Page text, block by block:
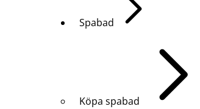
Spabad
Köpa spabad